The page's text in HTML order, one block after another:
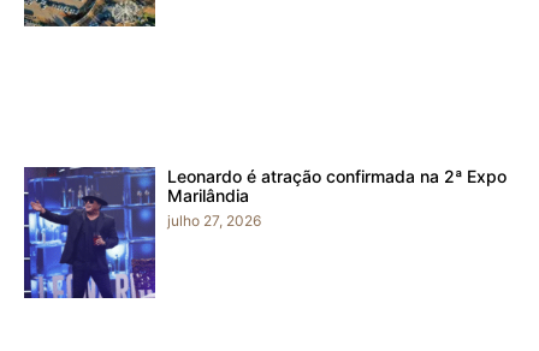
Leonardo é atração confirmada na 2ª Expo
Marilândia
julho 27, 2026